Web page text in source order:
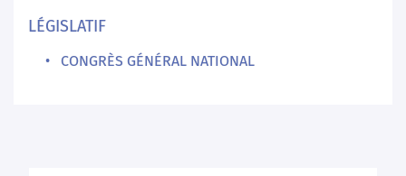
LÉGISLATIF
CONGRÈS GÉNÉRAL NATIONAL